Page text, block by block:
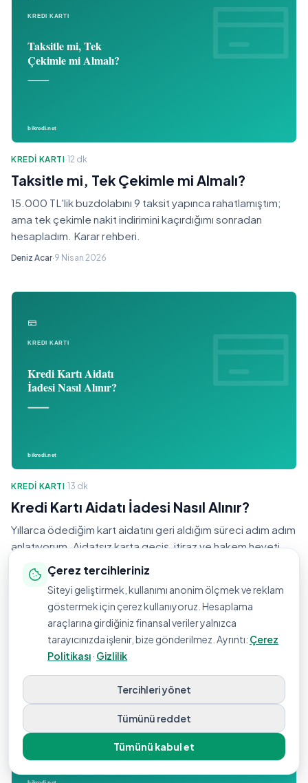
KREDI KARTI·12 dk
Taksitle mi, Tek Çekimle mi Almalı?
15.000 TL'lik buzdolabını 9 taksit yapınca rahatlamıştım;
ama tek çekimle nakit indirimini kaçırdığımı sonradan
hesapladım. Karar rehberi.
Deniz Acar·9 Nisan 2026
KREDI KARTI·13 dk
Kredi Kartı Aidatı İadesi Nasıl Alınır?
Yıllarca ödediğim kart aidatını geri aldığım süreci adım adım
anlatıyorum. Aidatsız karta geçiş, itiraz ve hakem heyeti
Deniz Acar·21 Şubat 2026
Çerez tercihleriniz
Siteyi geliştirmek, kullanımı anonim ölçmek ve reklam
göstermek için çerez kullanıyoruz. Hesaplama
araçlarına girdiğiniz finansal veriler yalnızca
tarayıcınızda işlenir, bize gönderilmez. Ayrıntı: Çerez
Politikası· Gizlilik
Tercihleri yönet
Tümünü reddet
Tümünü kabul et